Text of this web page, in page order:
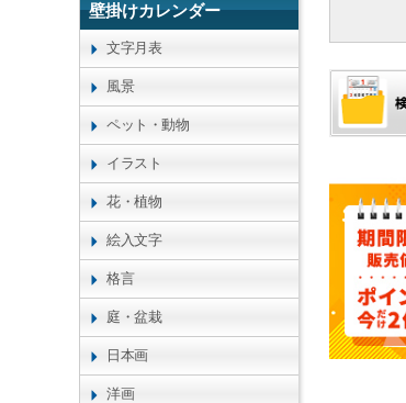
壁掛けカレンダー
文字月表
風景
ペット・動物
イラスト
花・植物
絵入文字
格言
庭・盆栽
日本画
洋画